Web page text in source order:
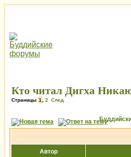
Кто читал Дигха
Страницы 1 2 След.
Автор